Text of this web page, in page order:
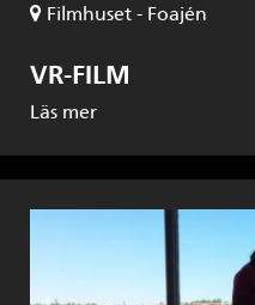
Filmhuset - Foajén
VR-FILM
Läs mer